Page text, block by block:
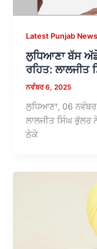
Latest Punjab
ਲੁਧਿਆਣਾ ਬੱਸ
ਰਹਿਤ: ਲਾਲਜੀਤ
ਨਵੰਬਰ 6, 2025
ਲੁਧਿਆਣਾ, 06
ਲਾਲਜੀਤ ਸਿੰਘ
ਠੇਕੇ